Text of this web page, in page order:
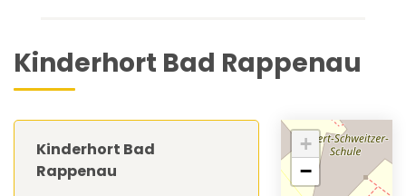
Kinderhort Bad Rappenau
Kinderhort Bad
Rappenau
+
−